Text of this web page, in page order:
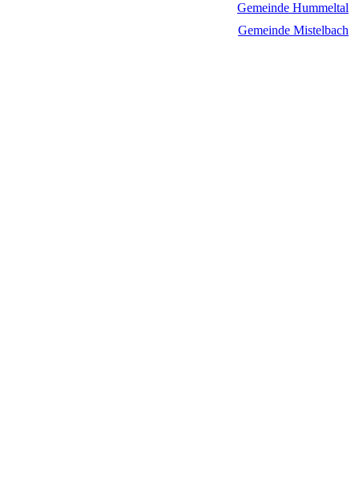
Gemeinde Hummeltal
Gemeinde Mistelbach